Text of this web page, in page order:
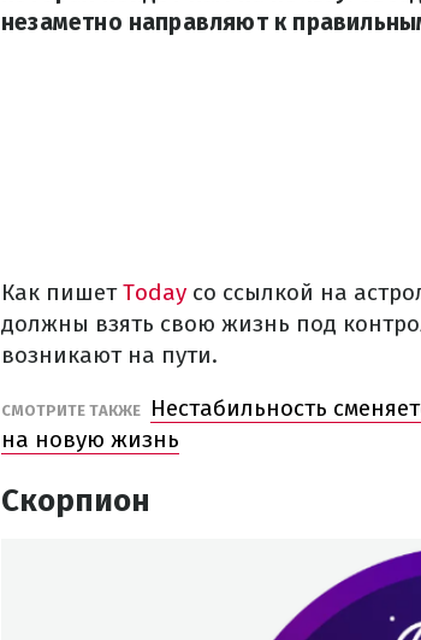
незаметно направляют к
Как пишетToday со ссылкой на
должны взять свою жизнь под
возникают на пути.
СМОТРИТЕ ТАКЖЕ
Нестабильность
на новую жизнь
Скорпион